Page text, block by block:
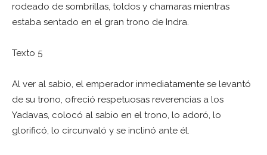
rodeado de sombrillas, toldos y chamaras mientras
estaba sentado en el gran trono de Indra.
Texto 5
Al ver al sabio, el emperador inmediatamente se levantó
de su trono, ofreció respetuosas reverencias a los
Yadavas, colocó al sabio en el trono, lo adoró, lo
glorificó, lo circunvaló y se inclinó ante él.